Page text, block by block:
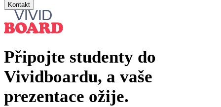
Kontakt
Připojte studenty do
Vividboardu, a vaše
prezentace ožije.